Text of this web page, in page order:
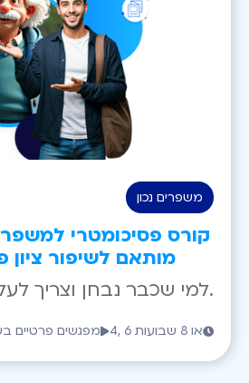
משפרים נכון
קורס פסיכומטרי
מותאם לשיפור ציון
למי שכבר נבחן וצריך לעלות שלב.
2 מפגשים פרטיים 4, 6 או 8 שבועות